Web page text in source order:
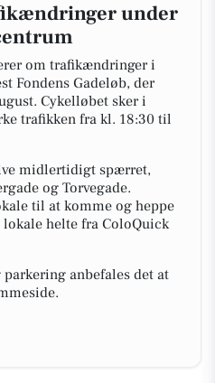
under
om trafikændringer i
Fondens Gadeløb, der
Cykelløbet sker i
trafikken fra kl. 18:30 til
midlertidigt spærret,
og Torvegade.
til at komme og heppe
helte fra ColoQuick
anbefales det at